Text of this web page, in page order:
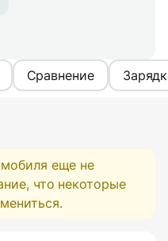
Сравнение
еще не
что некоторые